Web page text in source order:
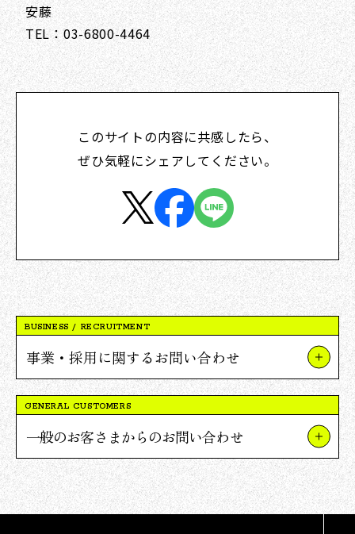
安藤
TEL：03-6800-4464
このサイトの内容に共感したら、
ぜひ気軽にシェアしてください。
BUSINESS / RECRUITMENT
事業・採用に関するお問い合わせ
事業やプロジェクトについて
報道関連・ご取材等について
その他のお問い合わせ
GENERAL CUSTOMERS
一般のお客さまからのお問い合わせ
TSUTAYAについて
蔦屋書店について